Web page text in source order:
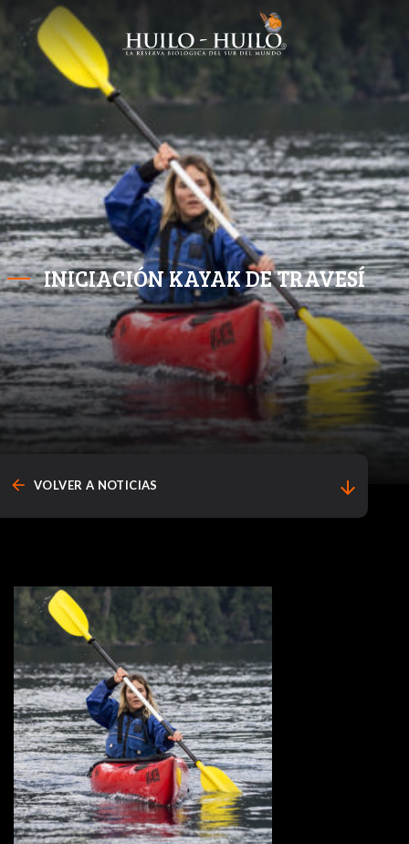
INICIACIÓN KAYAK DE TRAVESÍ
arrow_back VOLVER A NOTICIAS arrow_downward